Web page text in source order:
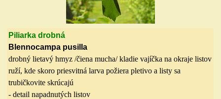
Piliarka drobná
Blennocampa pusilla
drobný lietavý hmyz /čiena mucha/ kladie vajíčka na okraje listov
ruží, kde skoro priesvitná larva požiera pletivo a listy sa
trubičkovite skrúcajú
- detail napadnutých listov